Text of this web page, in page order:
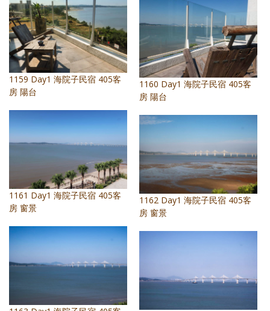
1159 Day1 海院子民宿 405客
房 陽台
1160 Day1 海院子民宿 405客
房 陽台
1161 Day1 海院子民宿 405客
房 窗景
1162 Day1 海院子民宿 405客
房 窗景